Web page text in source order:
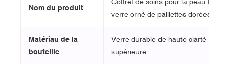
Nom du produit
verre orné de paillettes dorées
Matériau de la
bouteille
Verre durable de haute clarté et de
supérieure